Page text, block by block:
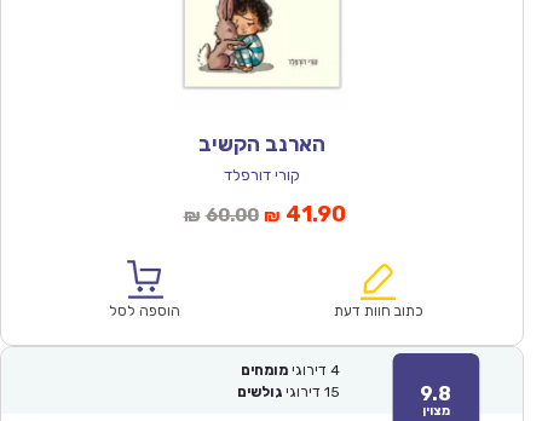
הארנב הקשיב
קורי דורפלד
₪ 60.00המחיר
₪60.00.
₪ 41.90המחיר
הוא:
כתוב חוות דעת הוספה לסל
9.8
מצוין
4 דירוגי מומחים
15 דירוגי גולשים